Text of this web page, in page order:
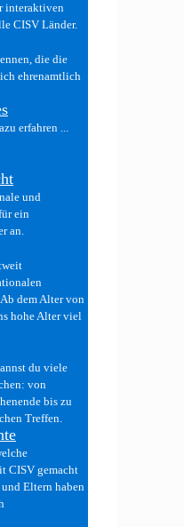
interaktiven
CISV Länder.
die die
ehrenamtlich
erfahren ...
und
ein
an.
dem Alter von
hohe Alter viel
du viele
von
bis zu
Treffen.
CISV gemacht
Eltern haben